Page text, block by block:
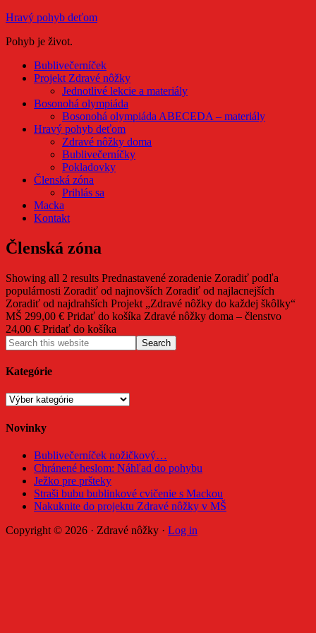
Hravý pohyb deťom
Pohyb je život.
Bublivečerníček
Projekt Zdravé nôžky
Jednotlivé lekcie a materiály
Bosonohá olympiáda
Bosonohá olympiáda ABECEDA – materiály
Hravý pohyb deťom
Zdravé nôžky doma
Bublivečerníčky
Pokladovky
Členská zóna
Prihlás sa
Macka
Kontakt
Členská zóna
Showing all 2 results Prednastavené zoradenie Zoradiť podľa
populárnosti Zoradiť od najnovších Zoradiť od najlacnejších
Zoradiť od najdrahších Projekt „Zdravé nôžky do každej škôlky“
MŠ 299,00 € Pridať do košíka Zdravé nôžky doma – členstvo
24,00 € Pridať do košíka
Kategórie
Kategórie
Novinky
Bublivečerníček nožičkový…
Chránené heslom: Náhľad do pohybu
Ježko pre pršteky
Straši bubu bublinkové cvičenie s Mackou
Nakuknite do projektu Zdravé nôžky v MŠ
Copyright © 2026 · Zdravé nôžky · Log in